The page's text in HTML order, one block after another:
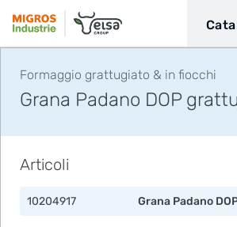
Formaggio grattugiato & in fiocchi
Grana Padano DOP
Articoli
10204917 Grana Padano